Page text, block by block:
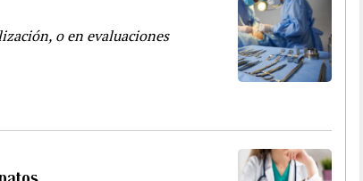
o en evaluaciones